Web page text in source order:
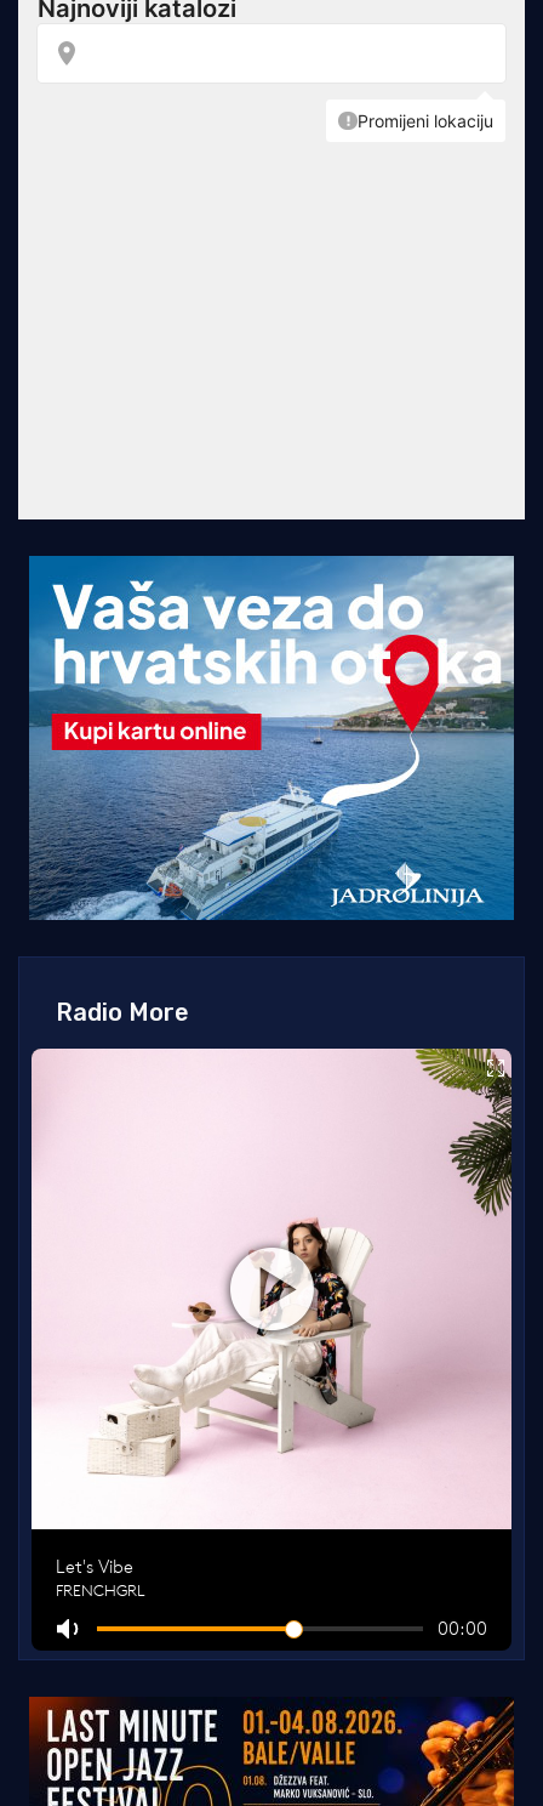
Radio More